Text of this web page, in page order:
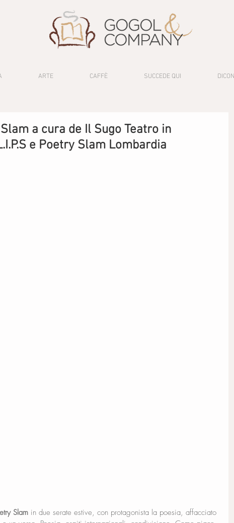
ARTE CAFFÈ SUCCEDE QUI
a cura de Il Sugo Teatro in
e Poetry Slam Lombardia
Slam in due serate estive, con protagonista la poesia, affacciato